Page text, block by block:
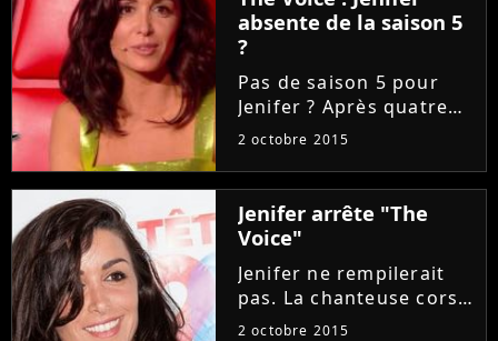
absente de la saison 5
?
Pas de saison 5 pour
Jenifer ? Après quatre
saisons sur TF1 en tant
va-t-elle quitter The
Voice ? C'est en tout cas
ce qu'affirme le
magazine Closer.
Selon...
2 octobre 2015
Jenifer arrête "The
Voice"
Jenifer ne rempilerait
pas. La chanteuse corse
ne participerait pas à la
2 octobre 2015